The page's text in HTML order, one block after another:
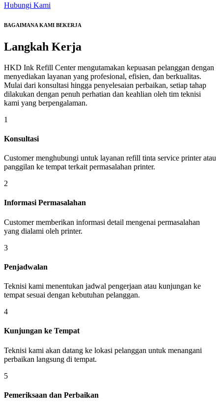
Hubungi Kami
BAGAIMANA KAMI BEKERJA
Langkah Kerja
HKD Ink Refill Center mengutamakan kepuasan pelanggan dengan
menyediakan layanan yang profesional, efisien, dan berkualitas.
Mulai dari konsultasi hingga penyelesaian perbaikan, setiap tahap
dilakukan dengan penuh perhatian dan keahlian oleh tim teknisi
kami yang berpengalaman.
1
Konsultasi
Customer menghubungi untuk layanan refill tinta service printer atau
panggilan ke tempat terkait permasalahan printer.
2
Informasi Permasalahan
Customer memberikan informasi detail mengenai permasalahan
yang dialami oleh printer.
3
Penjadwalan
Teknisi kami menentukan jadwal pengerjaan atau kunjungan ke
tempat sesuai dengan kebutuhan pelanggan.
4
Kunjungan ke Tempat
Teknisi kami akan datang ke lokasi pelanggan untuk menangani
perbaikan langsung di tempat.
5
Pemeriksaan dan Perbaikan